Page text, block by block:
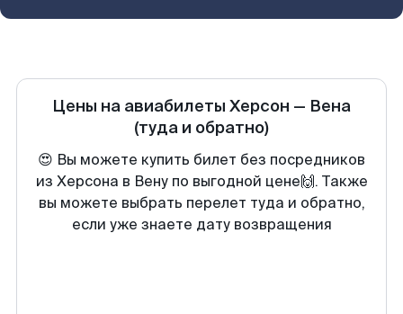
Цены на авиабилеты Херсон — Вена
(туда и обратно)
😍 Вы можете купить билет без посредников
из Херсона в Вену по выгодной цене🙌. Также
вы можете выбрать перелет туда и обратно,
если уже знаете дату возвращения